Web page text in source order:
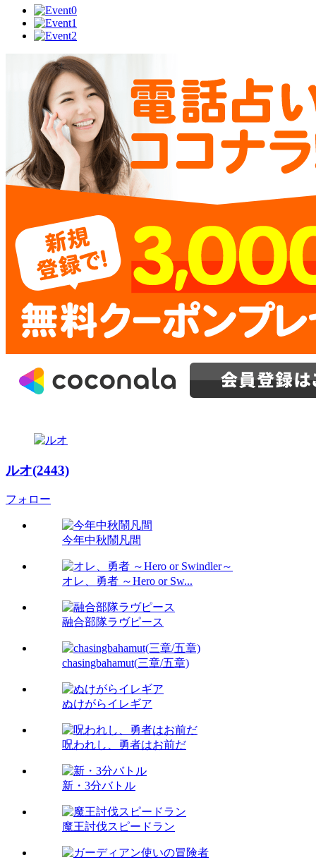
ルオ(2443)
フォロー
今年中秋鬧凡間
オレ、勇者 ～Hero or Sw...
融合部隊ラヴピース
chasingbahamut(三章/五章)
ぬけがらイレギア
呪われし、勇者はお前だ
新・3分バトル
魔王討伐スピードラン